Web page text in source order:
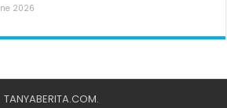
2026
TANYABERITA.COM.